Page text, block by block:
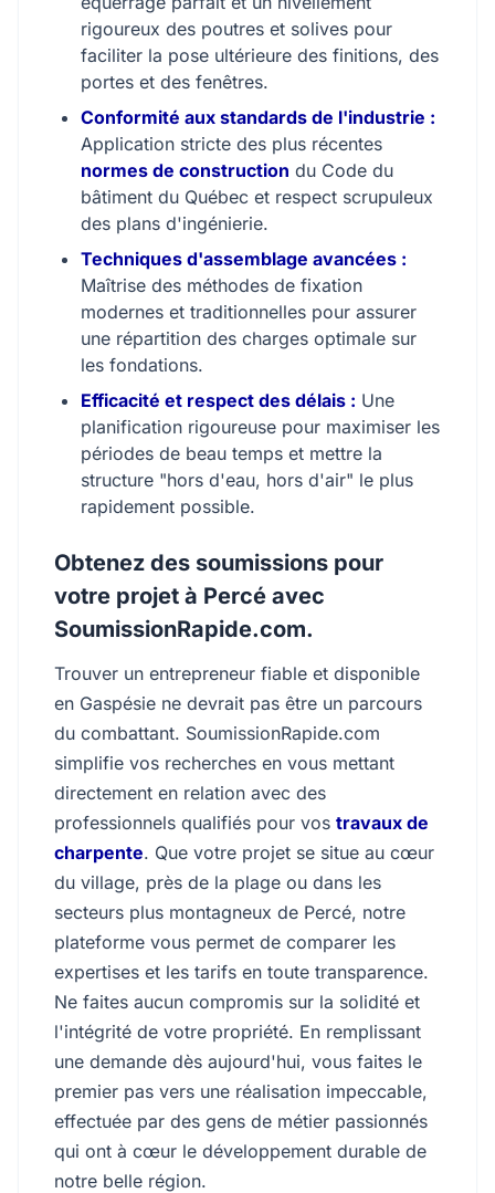
rigoureux des poutres et solives pour
faciliter la pose ultérieure des finitions, des
portes et des fenêtres.
Conformité aux standards de l'industrie :
Application stricte des plus récentes
normes de construction du Code du
bâtiment du Québec et respect scrupuleux
des plans d'ingénierie.
Techniques d'assemblage avancées :
Maîtrise des méthodes de fixation
modernes et traditionnelles pour assurer
une répartition des charges optimale sur
les fondations.
Efficacité et respect des délais : Une
planification rigoureuse pour maximiser les
périodes de beau temps et mettre la
structure "hors d'eau, hors d'air" le plus
rapidement possible.
Obtenez des soumissions pour
votre projet à Percé avec
SoumissionRapide.com.
Trouver un entrepreneur fiable et disponible
en Gaspésie ne devrait pas être un parcours
du combattant. SoumissionRapide.com
simplifie vos recherches en vous mettant
directement en relation avec des
professionnels qualifiés pour vos travaux de
charpente. Que votre projet se situe au cœur
du village, près de la plage ou dans les
secteurs plus montagneux de Percé, notre
plateforme vous permet de comparer les
expertises et les tarifs en toute transparence.
Ne faites aucun compromis sur la solidité et
l'intégrité de votre propriété. En remplissant
une demande dès aujourd'hui, vous faites le
premier pas vers une réalisation impeccable,
effectuée par des gens de métier passionnés
qui ont à cœur le développement durable de
notre belle région.